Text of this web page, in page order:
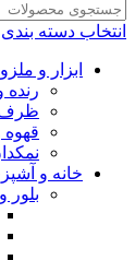
انتخاب دسته بندی
ابزار و
ظرف
قهوه
خانه و